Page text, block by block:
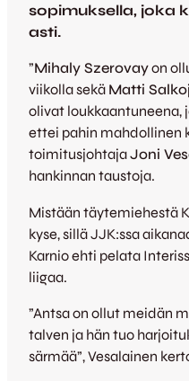
sopimuksella, joka
asti.
”Mihaly Szerovayon
viikolla sekä Matti
olivat loukkaantuneena,
ettei pahin mahdollinen
toimitusjohtajaJoni
hankinnan taustoja.
Mistään täytemiehestä
kyse, sillä JJK:ssa
Karnio ehti pelata
liigaa.
”Antsa on ollut meidän
talven ja hän tuo
särmää”, Vesalainen